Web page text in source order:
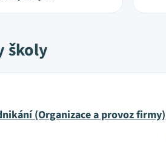
školy
(Organizace a provoz firmy)